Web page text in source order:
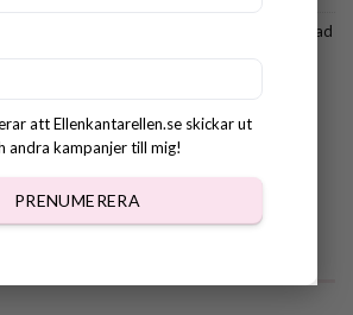
att Ellenkantarellen.se skickar ut
andra kampanjer till mig!
PRENUMERERA
virkad
förpackning